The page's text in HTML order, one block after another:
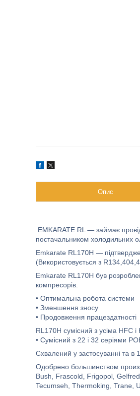
Опис
EMKARATE RL — займає
постачальником холодильних
Emkarate RL170H —
(Використовується з
Emkarate RL170H був
компресорів.
• Оптимальна робота системи
• Зменшення зносу
• Продовження працездатності
RL170H сумісний з усіма HFC
• Сумісний з 22 і 32 серіями
Схвалений у застосуванні та в
Одобрено большинством
Bush, Frascold, Frigopol,
Tecumseh, Thermoking, Trane,